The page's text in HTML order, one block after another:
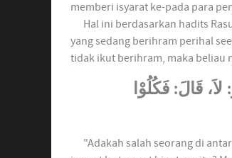
memberi isyarat ke-pada para
Hal ini berdasarkan hadits
yang sedang berihram perihal
tidak ikut berihram, maka beliau
"Adakah salah seorang di